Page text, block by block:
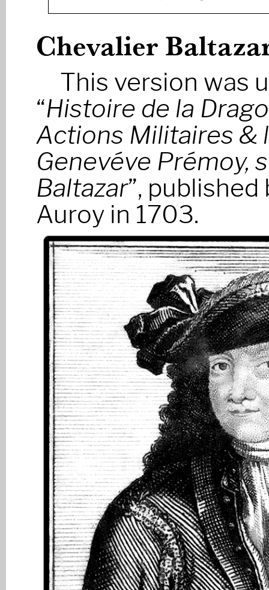
Chevalier
This version was
“Histoire de la
Actions Militaires &
Genevéve Prémoy,
Baltazar”,
Auroy in 1703.